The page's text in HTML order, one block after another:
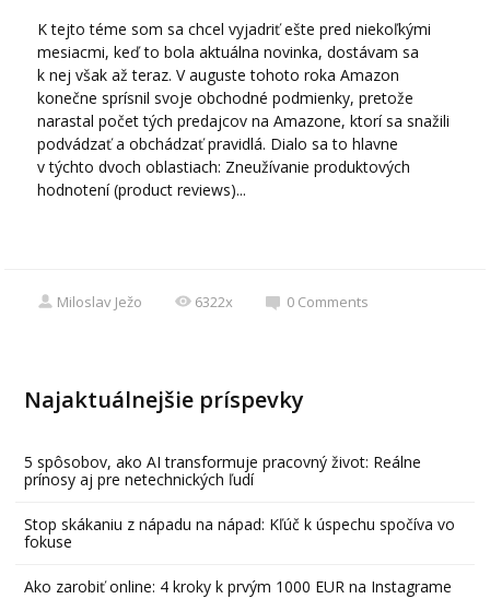
K tejto téme som sa chcel vyjadriť ešte pred niekoľkými
mesiacmi, keď to bola aktuálna novinka, dostávam sa
k nej však až teraz. V auguste tohoto roka Amazon
konečne sprísnil svoje obchodné podmienky, pretože
narastal počet tých predajcov na Amazone, ktorí sa snažili
podvádzať a obchádzať pravidlá. Dialo sa to hlavne
v týchto dvoch oblastiach: Zneužívanie produktových
hodnotení (product reviews)...
Miloslav Ježo 6322x 0 Comments
Najaktuálnejšie príspevky
5 spôsobov, ako AI transformuje pracovný život: Reálne
prínosy aj pre netechnických ľudí
Stop skákaniu z nápadu na nápad: Kľúč k úspechu spočíva vo
fokuse
Ako zarobiť online: 4 kroky k prvým 1000 EUR na Instagrame